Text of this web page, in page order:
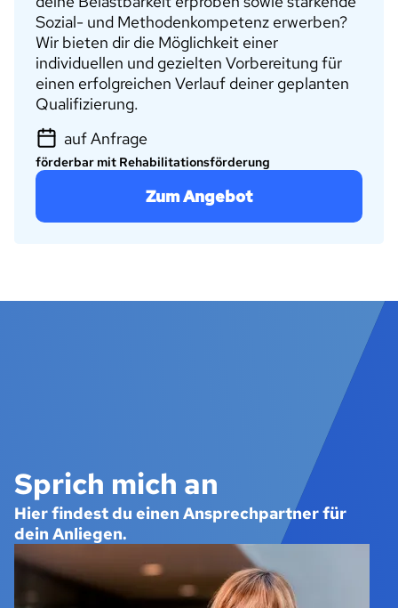
Sozial- und Methodenkompetenz erwerben?
Wir bieten dir die Möglichkeit einer
individuellen und gezielten Vorbereitung für
einen erfolgreichen Verlauf deiner geplanten
Qualifizierung.
auf Anfrage
förderbar mit Rehabilitationsförderung
Zum Angebot
Sprich mich an
Hier findest du einen Ansprechpartner für
dein Anliegen.